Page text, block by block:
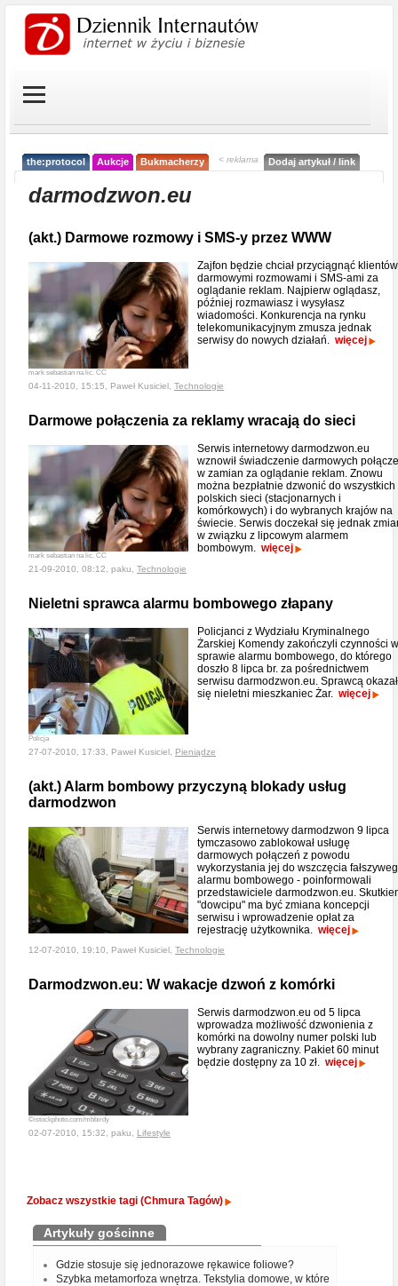
the:protocol Aukcje Bukmacherzy < reklama Dodaj artykuł / link
darmodzwon.eu
(akt.) Darmowe rozmowy i SMS-y przez WWW
mark sebastian na lic. CC
Zajfon będzie chciał przyciągnąć klientów
darmowymi rozmowami i SMS-ami za
oglądanie reklam. Najpierw oglądasz,
później rozmawiasz i wysyłasz
wiadomości. Konkurencja na rynku
telekomunikacyjnym zmusza jednak
serwisy do nowych działań. więcej
04-11-2010, 15:15, Paweł Kusiciel, Technologie
Darmowe połączenia za reklamy wracają do sieci
mark sebastian na lic. CC
Serwis internetowy darmodzwon.eu
wznowił świadczenie darmowych
w zamian za oglądanie reklam. Znowu
można bezpłatnie dzwonić do wszystkich
polskich sieci (stacjonarnych i
komórkowych) i do wybranych krajów na
świecie. Serwis doczekał się jednak
w związku z lipcowym alarmem
bombowym. więcej
21-09-2010, 08:12, paku, Technologie
Nieletni sprawca alarmu bombowego złapany
Policja
Policjanci z Wydziału Kryminalnego
Żarskiej Komendy zakończyli czynności w
sprawie alarmu bombowego, do którego
doszło 8 lipca br. za pośrednictwem
serwisu darmodzwon.eu. Sprawcą okazał
się nieletni mieszkaniec Żar. więcej
27-07-2010, 17:33, Paweł Kusiciel, Pieniądze
(akt.) Alarm bombowy przyczyną blokady usług
darmodzwon
Serwis internetowy darmodzwon 9 lipca
tymczasowo zablokował usługę
darmowych połączeń z powodu
wykorzystania jej do wszczęcia
alarmu bombowego - poinformowali
przedstawiciele darmodzwon.eu.
"dowcipu" ma być zmiana koncepcji
serwisu i wprowadzenie opłat za
rejestrację użytkownika. więcej
12-07-2010, 19:10, Paweł Kusiciel, Technologie
Darmodzwon.eu: W wakacje dzwoń z komórki
©istockphoto.com/mbbirdy
Serwis darmodzwon.eu od 5 lipca
wprowadza możliwość dzwonienia z
komórki na dowolny numer polski lub
wybrany zagraniczny. Pakiet 60 minut
będzie dostępny za 10 zł. więcej
02-07-2010, 15:32, paku, Lifestyle
Zobacz wszystkie tagi (Chmura Tagów)
Artykuły gościnne
Gdzie stosuje się jednorazowe rękawice foliowe?
Szybka metamorfoza wnętrza. Tekstylia domowe, w które